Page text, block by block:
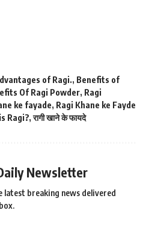
of Ragi., Benefits of
Of Ragi Powder, Ragi
ke fayade, Ragi Khane ke Fayde
Ragi?,रागी खाने के फायदे
Newsletter
latest breaking news delivered